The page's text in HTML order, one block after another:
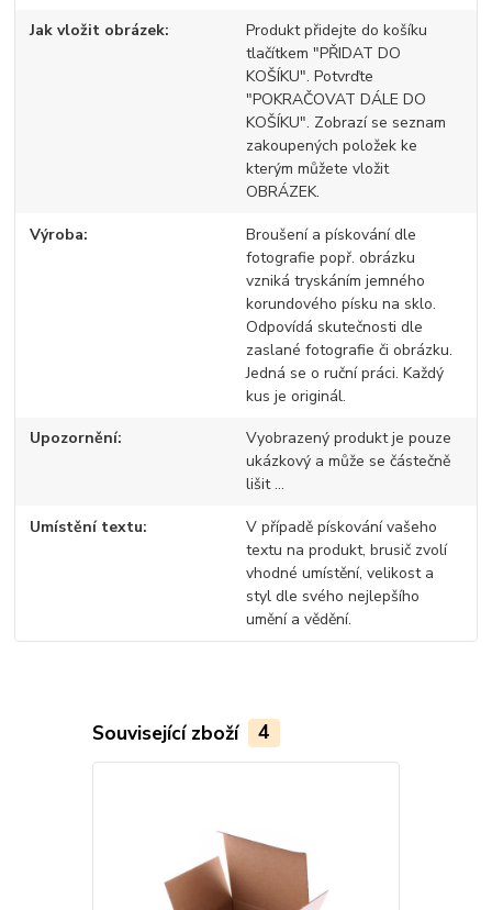
Jak vložit obrázek
Produkt přidejte do košíku
tlačítkem "PŘIDAT DO
KOŠÍKU". Potvrďte
"POKRAČOVAT DÁLE DO
KOŠÍKU". Zobrazí se seznam
zakoupených položek ke
kterým můžete vložit
OBRÁZEK.
Výroba
Broušení a pískování dle
fotografie popř. obrázku
vzniká tryskáním jemného
korundového písku na sklo.
Odpovídá skutečnosti dle
zaslané fotografie či obrázku.
Jedná se o ruční práci. Každý
kus je originál.
Upozornění
Vyobrazený produkt je pouze
ukázkový a může se částečně
lišit ...
Umístění textu
V případě pískování vašeho
textu na produkt, brusič zvolí
vhodné umístění, velikost a
styl dle svého nejlepšího
umění a vědění.
Související zboží 4